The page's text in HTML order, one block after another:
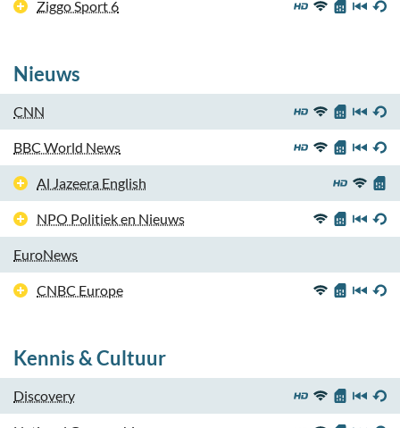
Ziggo Sport 6
Nieuws
CNN
BBC World News
Al Jazeera English
NPO Politiek en Nieuws
EuroNews
CNBC Europe
Kennis & Cultuur
Discovery